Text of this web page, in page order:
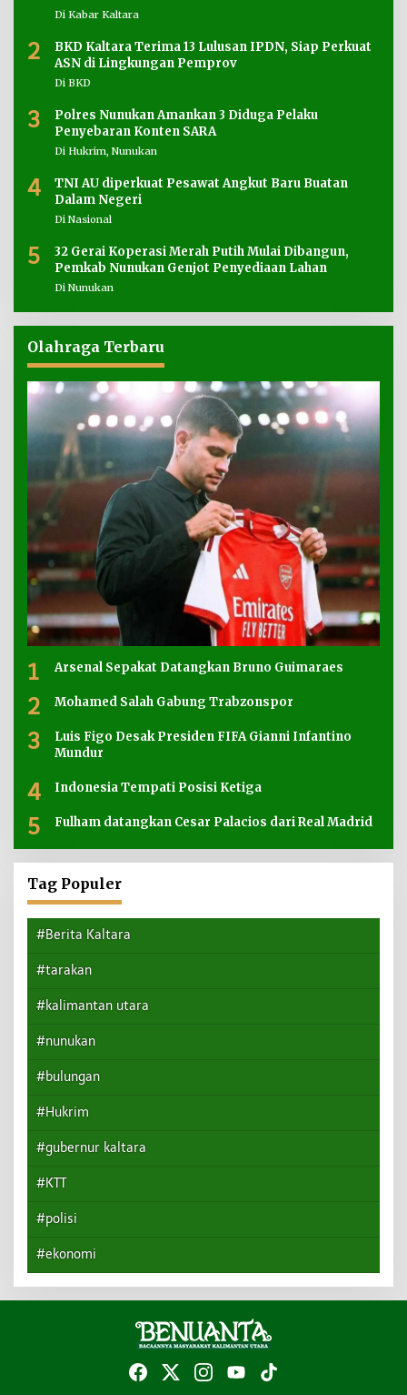
Di Kabar Kaltara
2
BKD Kaltara Terima 13 Lulusan IPDN, Siap Perkuat
ASN di Lingkungan Pemprov
Di BKD
3
Polres Nunukan Amankan 3 Diduga Pelaku
Penyebaran Konten SARA
Di Hukrim, Nunukan
4
TNI AU diperkuat Pesawat Angkut Baru Buatan
Dalam Negeri
Di Nasional
5
32 Gerai Koperasi Merah Putih Mulai Dibangun,
Pemkab Nunukan Genjot Penyediaan Lahan
Di Nunukan
Olahraga Terbaru
1 Arsenal Sepakat Datangkan Bruno Guimaraes
2 Mohamed Salah Gabung Trabzonspor
3
Luis Figo Desak Presiden FIFA Gianni Infantino
Mundur
4 Indonesia Tempati Posisi Ketiga
5 Fulham datangkan Cesar Palacios dari Real Madrid
Tag Populer
#Berita Kaltara
#tarakan
#kalimantan utara
#nunukan
#bulungan
#Hukrim
#gubernur kaltara
#KTT
#polisi
#ekonomi